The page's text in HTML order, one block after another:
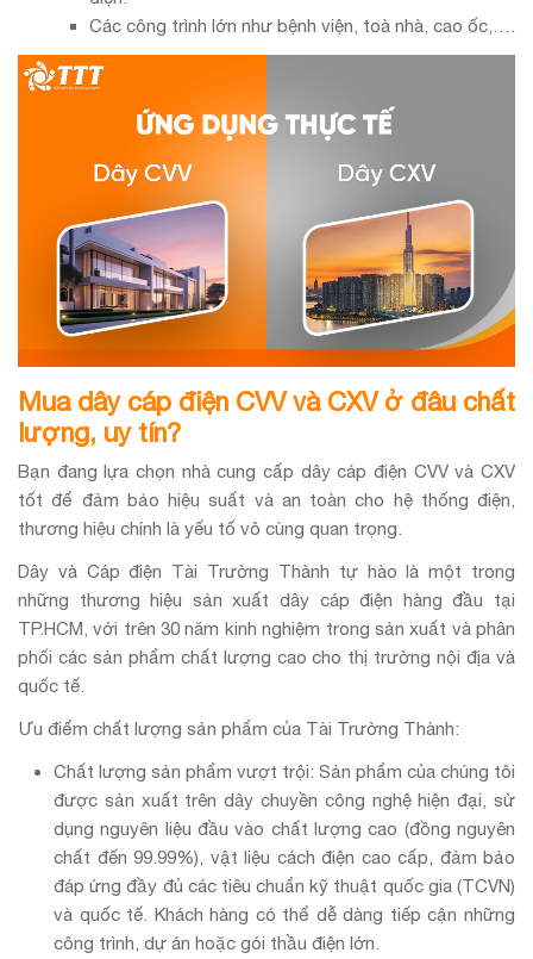
Các công trình lớn như bệnh viện, toà nhà, cao ốc,….
Mua dây cáp điện CVV và CXV ở đâu chất
lượng, uy tín?
Bạn đang lựa chọn nhà cung cấp dây cáp điện CVV và CXV
tốt để đảm bảo hiệu suất và an toàn cho hệ thống điện,
thương hiệu chính là yếu tố vô cùng quan trọng.
Dây và Cáp điện Tài Trường Thành tự hào là một trong
những thương hiệu sản xuất dây cáp điện hàng đầu tại
TP.HCM, với trên 30 năm kinh nghiệm trong sản xuất và phân
phối các sản phẩm chất lượng cao cho thị trường nội địa và
quốc tế.
Ưu điểm chất lượng sản phẩm của Tài Trường Thành:
Chất lượng sản phẩm vượt trội: Sản phẩm của chúng tôi
được sản xuất trên dây chuyền công nghệ hiện đại, sử
dụng nguyên liệu đầu vào chất lượng cao (đồng nguyên
chất đến 99.99%), vật liệu cách điện cao cấp, đảm bảo
đáp ứng đầy đủ các tiêu chuẩn kỹ thuật quốc gia (TCVN)
và quốc tế. Khách hàng có thể dễ dàng tiếp cận những
công trình, dự án hoặc gói thầu điện lớn.